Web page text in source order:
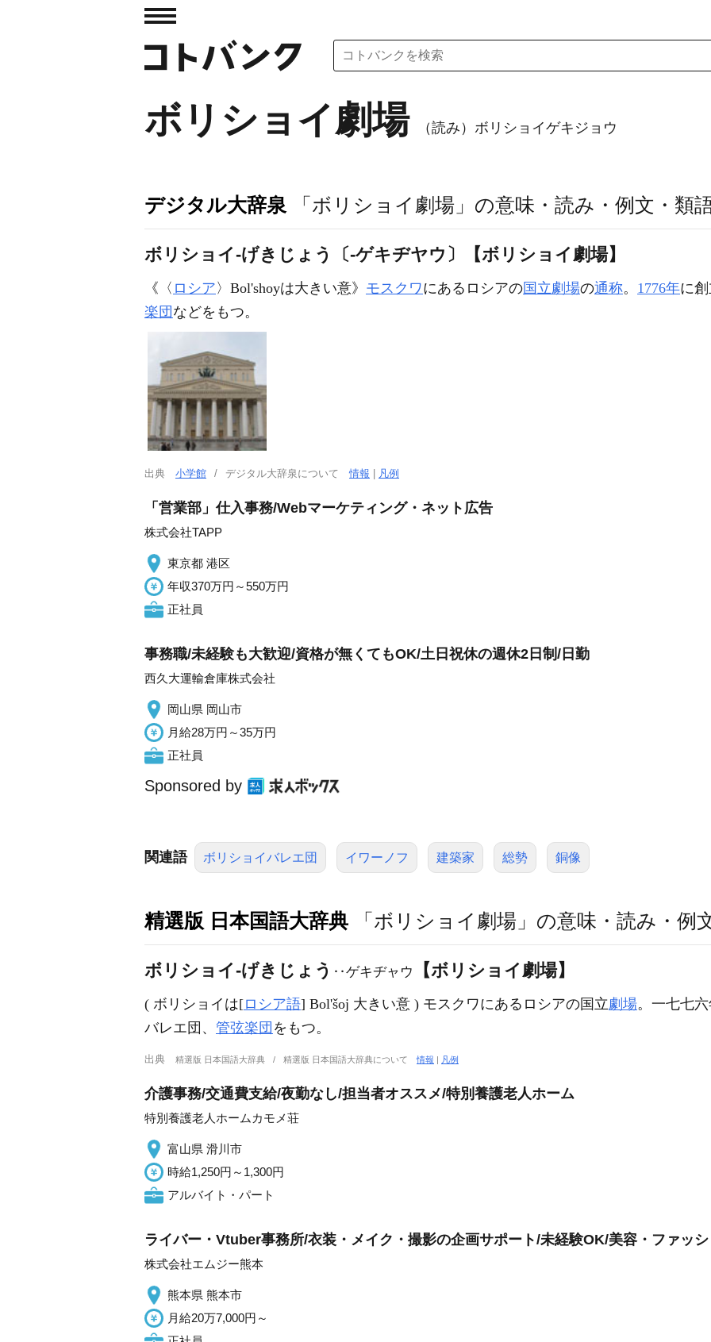
ボリショイ劇場 （読み）ボリショイゲキジョウ
デジタル大辞泉 「ボリショイ劇場」の意味・読み・例文・類
ボリショイ‐げきじょう〔‐ゲキヂヤウ〕【ボリショイ劇場】
《〈 ロシア 〉Bol'shoyは大きい意》 モスクワにあるロシアの国立劇場の通称。 1776年に創
楽団 などをもつ。
出典 小学館 デジタル大辞泉について情報 凡例
「営業部」仕入事務/Webマーケティング・ネット広告
株式会社TAPP
東京都 港区
年収370万円～550万円
正社員
事務職/未経験も大歓迎/資格が無くてもOK/土日祝休の週休2日制/日勤
西久大運輸倉庫株式会社
岡山県 岡山市
月給28万円～35万円
正社員
Sponsored by
関連語 ボリショイバレエ団 イワーノフ 建築家 総勢 銅像
精選版 日本国語大辞典 「ボリショイ劇場」の意味・読み・例
ボリショイ‐げきじょう ‥ゲキヂャウ 【ボリショイ劇場】
( ボリショイは[ロシア語] Bol'šoj 大きい意 ) モスクワにあるロシアの国立劇場。一七七
バレエ団、 管弦楽団 をもつ。
出典 精選版 日本国語大辞典 精選版 日本国語大辞典について情報 | 凡例
介護事務/交通費支給/夜勤なし/担当者オススメ/特別養護老人ホーム
特別養護老人ホームカモメ荘
富山県 滑川市
時給1,250円～1,300円
アルバイト・パート
ライバー・Vtuber事務所/衣装・メイク・撮影の企画サポート/未経験OK/美容・ファッ
株式会社エムジー熊本
熊本県 熊本市
月給20万7,000円～